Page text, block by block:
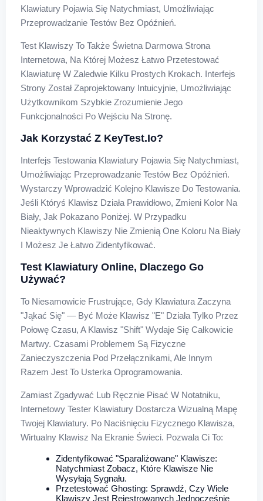
Klawiatury Pojawia Się Natychmiast, Umożliwiając
Przeprowadzanie Testów Bez Opóźnień.
Test Klawiszy To Także Świetna Darmowa Strona
Internetowa, Na Której Możesz Łatwo Przetestować
Klawiaturę W Zaledwie Kilku Prostych Krokach. Interfejs
Strony Został Zaprojektowany Intuicyjnie, Umożliwiając
Użytkownikom Szybkie Zrozumienie Jego
Funkcjonalności Po Wejściu Na Stronę.
Jak Korzystać Z KeyTest.io?
Interfejs Testowania Klawiatury Pojawia Się Natychmiast,
Umożliwiając Przeprowadzanie Testów Bez Opóźnień.
Wystarczy Wprowadzić Kolejno Klawisze Do Testowania.
Jeśli Któryś Klawisz Działa Prawidłowo, Zmieni Kolor Na
Biały, Jak Pokazano Poniżej. W Przypadku
Nieaktywnych Klawiszy Nie Zmienią One Koloru Na Biały
I Możesz Je Łatwo Zidentyfikować.
Test Klawiatury Online, Dlaczego Go
Używać?
To Niesamowicie Frustrujące, Gdy Klawiatura Zaczyna
"jąkać Się" — Być Może Klawisz "E" Działa Tylko Przez
Połowę Czasu, A Klawisz "Shift" Wydaje Się Całkowicie
Martwy. Czasami Problemem Są Fizyczne
Zanieczyszczenia Pod Przełącznikami, Ale Innym
Razem Jest To Usterka Oprogramowania.
Zamiast Zgadywać Lub Ręcznie Pisać W Notatniku,
Internetowy Tester Klawiatury Dostarcza Wizualną Mapę
Twojej Klawiatury. Po Naciśnięciu Fizycznego Klawisza,
Wirtualny Klawisz Na Ekranie Świeci. Pozwala Ci To:
Zidentyfikować "sparaliżowane" Klawisze:
Natychmiast Zobacz, Które Klawisze Nie
Wysyłają Sygnału.
Przetestować Ghosting: Sprawdź, Czy Wiele
Klawiszy Jest Rejestrowanych Jednocześnie